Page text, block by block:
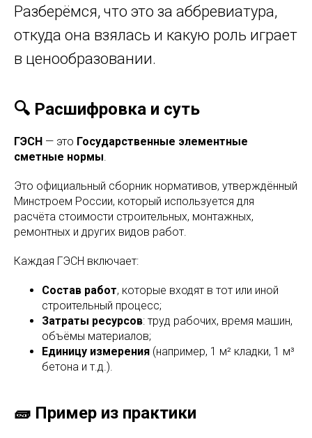
Разберёмся, что это за аббревиатура,
откуда она взялась и какую роль играет
в ценообразовании.
🔍 Расшифровка и суть
ГЭСН — это Государственные элементные
сметные нормы.
Это официальный сборник нормативов, утверждённый
Минстроем России, который используется для
расчёта стоимости строительных, монтажных,
ремонтных и других видов работ.
Каждая ГЭСН включает:
Состав работ, которые входят в тот или иной
строительный процесс;
Затраты ресурсов: труд рабочих, время машин,
объёмы материалов;
Единицу измерения (например, 1 м² кладки, 1 м³
бетона и т.д.).
🧱 Пример из практики